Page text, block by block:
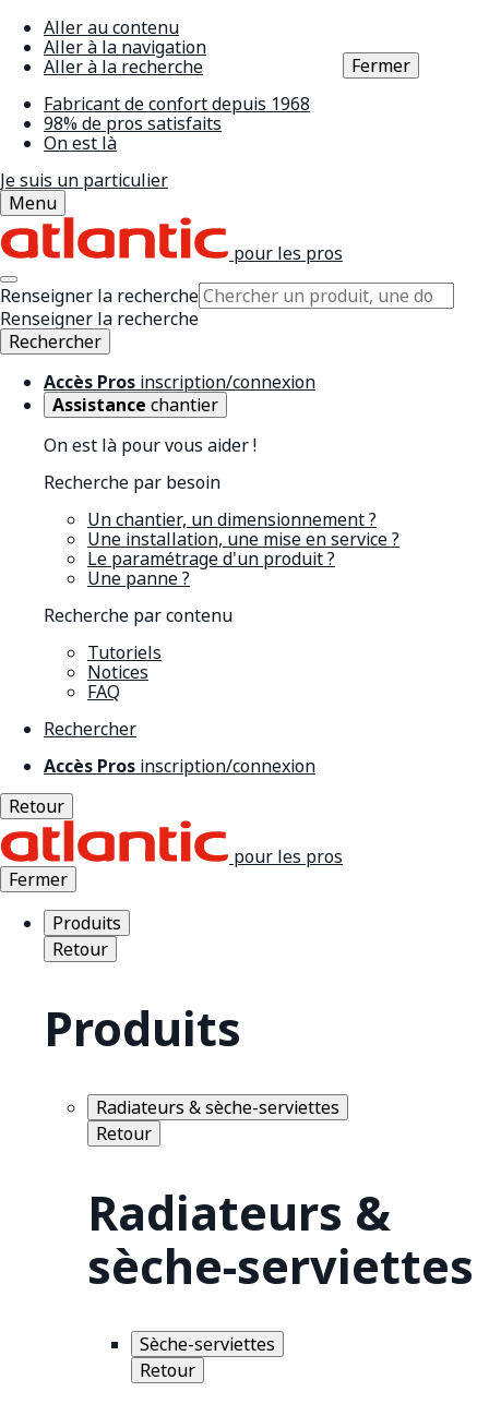
Aller au contenu
Aller à la navigation
Aller à la recherche
Fabricant de confort depuis 1968
98% de pros satisfaits
On est là
Je suis un particulier
Menu
pour les pros
Renseigner la recherche
Renseigner la recherche
Rechercher
Accès Pros inscription/connexion
Assistance chantier
On est là pour vous aider !
Recherche par besoin
Un chantier, un dimensionnement ?
Une installation, une mise en service ?
Le paramétrage d'un produit ?
Une panne ?
Recherche par contenu
Tutoriels
Notices
FAQ
Rechercher
Accès Pros inscription/connexion
Retour
pour les pros
Fermer
Produits
Retour
Produits
Radiateurs & sèche-serviettes
Retour
Radiateurs &
sèche-serviettes
Sèche-serviettes
Retour
Fermer